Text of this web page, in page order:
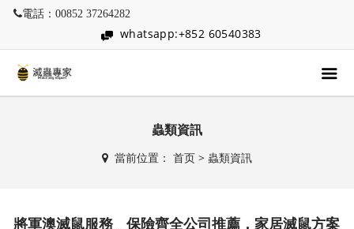
電話：00852 37264282
whatsapp:+852 60540383
蟲類資訊
當前位置： 首页> 蟲類資訊
將軍澳滅鼠服務 _ 保險齊全公司推薦，家居滅鼠方案